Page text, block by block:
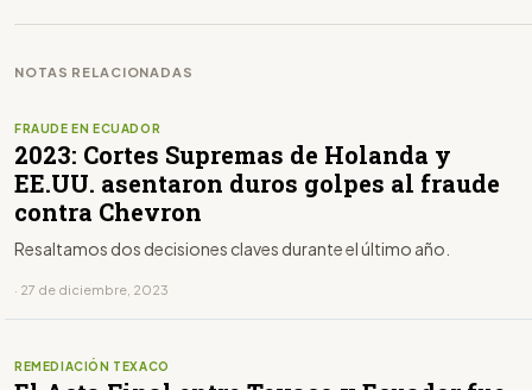
NOTAS RELACIONADAS
FRAUDE EN ECUADOR
2023: Cortes Supremas de Holanda y
EE.UU. asentaron duros golpes al fraude
contra Chevron
Resaltamos dos decisiones claves durante el último año.
· 27 de diciembre, 2023
REMEDIACIÓN TEXACO